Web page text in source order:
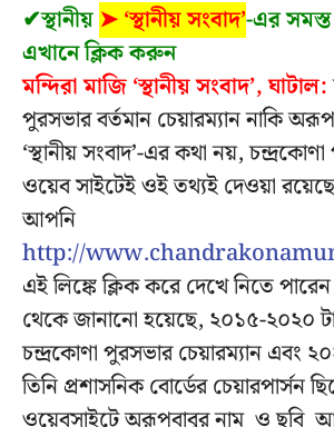
✔স্থানীয় ➤ ‘স্থানীয় সংবাদ’-এর
এখানে ক্লিক করুন
মন্দিরা মাজি ‘স্থানীয় সংবাদ’, ঘাটাল:
পুরসভার বর্তমান চেয়ারম্যান নাকি
‘স্থানীয় সংবাদ’-এর কথা নয়,
ওয়েব সাইটেই ওই তথ্যই দেওয়া
আপনি
http://
এই লিঙ্কে ক্লিক করে দেখে নিতে
থেকে জানানো হয়েছে, ২০১৫-২০২০
চন্দ্রকোণা পুরসভার চেয়ারম্যান এবং
তিনি প্রশাসনিক বোর্ডের চেয়ারপার্সন